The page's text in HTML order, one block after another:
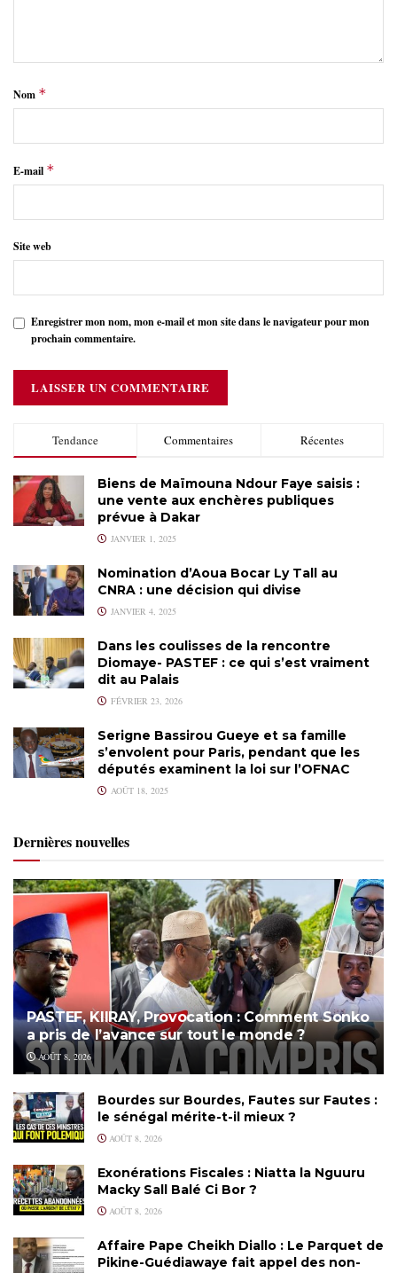
Nom *
E-mail *
Site web
Enregistrer mon nom, mon e-mail et mon site dans le navigateur pour mon
prochain commentaire.
Tendance Commentaires Récentes
Biens de Maïmouna Ndour Faye saisis :
une vente aux enchères publiques
prévue à Dakar
JANVIER 1, 2025
Nomination d’Aoua Bocar Ly Tall au
CNRA : une décision qui divise
JANVIER 4, 2025
Dans les coulisses de la rencontre
Diomaye- PASTEF : ce qui s’est vraiment
dit au Palais
FÉVRIER 23, 2026
Serigne Bassirou Gueye et sa famille
s’envolent pour Paris, pendant que les
députés examinent la loi sur l’OFNAC
AOÛT 18, 2025
Dernières nouvelles
PASTEF, KIIRAY, Provocation : Comment Sonko
a pris de l’avance sur tout le monde ?
AOÛT 8, 2026
Bourdes sur Bourdes, Fautes sur Fautes :
le sénégal mérite-t-il mieux ?
AOÛT 8, 2026
Exonérations Fiscales : Niatta la Nguuru
Macky Sall Balé Ci Bor ?
AOÛT 8, 2026
Affaire Pape Cheikh Diallo : Le Parquet de
Pikine-Guédiawaye fait appel des non-